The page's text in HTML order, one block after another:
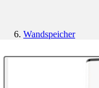
Wandspeicher